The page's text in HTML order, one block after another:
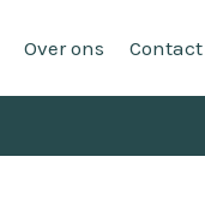
Over ons Contact